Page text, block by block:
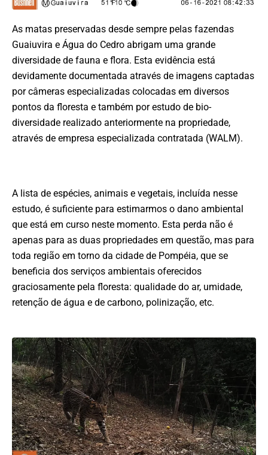
As matas preservadas desde sempre pelas fazendas
Guaiuvira e Água do Cedro abrigam uma grande
diversidade de fauna e flora. Esta evidência está
devidamente documentada através de imagens captadas
por câmeras especializadas colocadas em diversos
pontos da floresta e também por estudo de bio-
diversidade realizado anteriormente na propriedade,
através de empresa especializada contratada (WALM).
A lista de espécies, animais e vegetais, incluída nesse
estudo, é suficiente para estimarmos o dano ambiental
que está em curso neste momento. Esta perda não é
apenas para as duas propriedades em questão, mas para
toda região em torno da cidade de Pompéia, que se
beneficia dos serviços ambientais oferecidos
graciosamente pela floresta: qualidade do ar, umidade,
retenção de água e de carbono, polinização, etc.